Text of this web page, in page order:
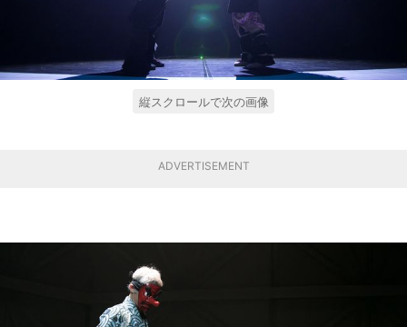
縦スクロールで次の画像
ADVERTISEMENT